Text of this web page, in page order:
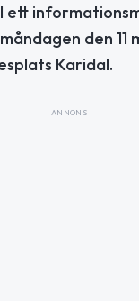
ett
den 11
Karidal.
ANNONS